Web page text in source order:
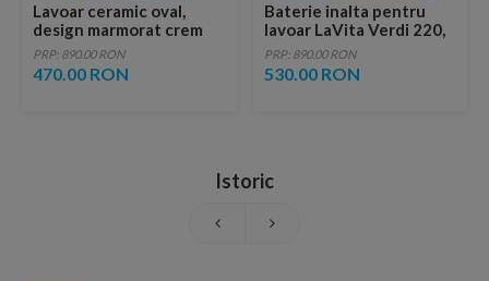
Lavoar ceramic oval,
design marmorat crem
lucios cu vene aurii,
ventil inclus
PRP: 890.00 RON
470.00 RON
Baterie inalta pentru
lavoar LaVita Verdi 220,
fara ventil, brushed
copper
PRP: 890.00 RON
530.00 RON
Istoric